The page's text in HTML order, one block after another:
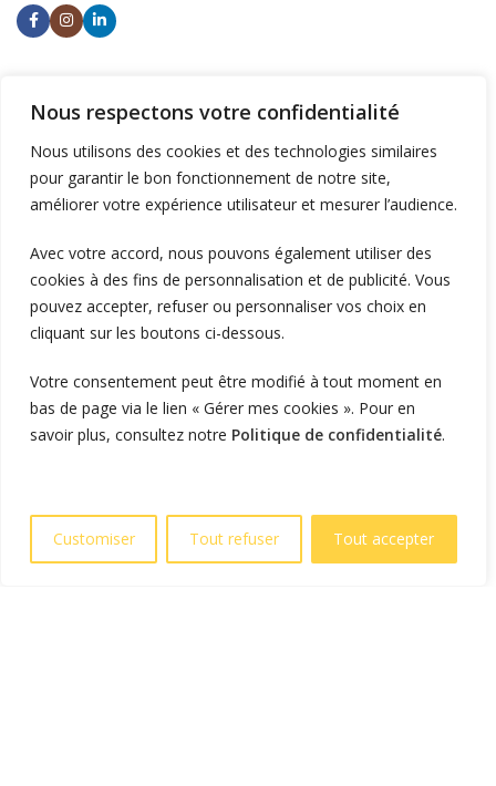
Nous respectons votre confidentialité
Nous utilisons des cookies et des technologies similaires
pour garantir le bon fonctionnement de notre site,
améliorer votre expérience utilisateur et mesurer l’audience.
Avec votre accord, nous pouvons également utiliser des
cookies à des fins de personnalisation et de publicité. Vous
pouvez accepter, refuser ou personnaliser vos choix en
cliquant sur les boutons ci-dessous.
Votre consentement peut être modifié à tout moment en
bas de page via le lien « Gérer mes cookies ». Pour en
savoir plus, consultez notre Politique de confidentialité.
Customiser Tout refuser Tout accepter
Aix en Provence
Ventiseri (Corse)
Supermarchés et commerces
Flotte d'entreprise
Logistique et transport
Foncier et résidentiel
En itinérance
A Domicile